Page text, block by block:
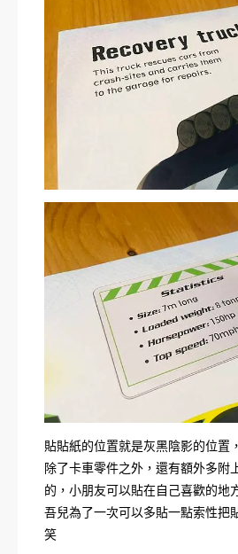
貼貼紙的位置就是灰黑陰影的位置，
除了卡車零件之外，還有額外多附
的，小朋友可以貼在自己喜歡的地
吾兒為了一次可以多貼一點索性把
笑